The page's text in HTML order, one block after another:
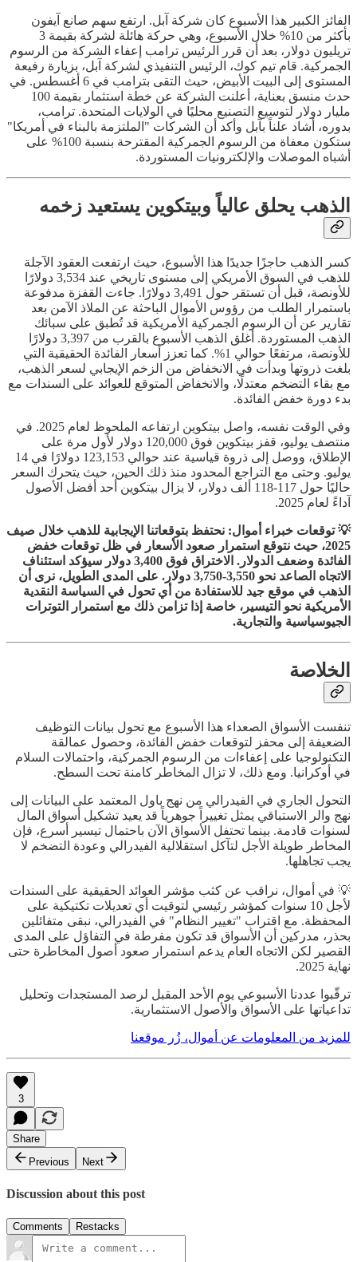
الفائز الكبير هذا الأسبوع كان شركة آبل. ارتفع سهم صانع آيفون
بأكثر من 10% خلال الأسبوع، وهي حركة هائلة لشركة بقيمة 3
تريليون دولار، بعد أن قرر الرئيس ترامب إعفاء الشركة من الرسوم
الجمركية. قام تيم كوك، الرئيس التنفيذي لشركة آبل، بزيارة رفيعة
المستوى إلى البيت الأبيض، حيث التقى بترامب في 6 أغسطس. في
حدث منسق بعناية، أعلنت الشركة عن خطة استثمار بقيمة 100
مليار دولار لتوسيع التصنيع محليًا في الولايات المتحدة. ترامب،
بدوره، أشاد علناً بآبل وأكد أن الشركات "الملتزمة بالبناء في أمريكا"
ستكون معفاة من الرسوم الجمركية المقترحة بنسبة 100% على
أشباه الموصلات والإلكترونيات المستوردة.
الذهب يحلق عالياً وبيتكوين يستعيد زخمه
كسر الذهب حاجزًا جديدًا هذا الأسبوع، حيث ارتفعت العقود الآجلة
للذهب في السوق الأمريكي إلى مستوى تاريخي عند 3,534 دولارًا
للأونصة، قبل أن تستقر حول 3,491 دولارًا. جاءت القفزة مدفوعة
باستمرار الطلب من رؤوس الأموال الباحثة عن الملاذ الآمن بعد
تقارير عن أن الرسوم الجمركية الأمريكية قد تُطبق على سبائك
الذهب المستوردة. أغلق الذهب الأسبوع بالقرب من 3,397 دولارًا
للأونصة، مرتفعًا حوالي 1%. كما تعزز أسعار الفائدة الحقيقية التي
بلغت ذروتها وبدأت في الانخفاض من الزخم الإيجابي لسعر الذهب،
مع بقاء التضخم معتدلًا، والانخفاض المتوقع للعوائد على السندات مع
بدء دورة خفض الفائدة.
وفي الوقت نفسه، واصل بيتكوين ارتفاعه الملحوظ لعام 2025. في
منتصف يوليو، قفز بيتكوين فوق 120,000 دولار لأول مرة على
الإطلاق، ووصل إلى ذروة قياسية عند حوالي 123,153 دولارًا في 14
يوليو. وحتى مع التراجع المحدود منذ ذلك الحين، حيث يتحرك السعر
حاليًا حول 117-118 ألف دولار، لا يزال بيتكوين أحد أفضل الأصول
آداءً لعام 2025.
💡 توقعات خبراء أموال: نحتفظ بتوقعاتنا الإيجابية للذهب خلال صيف
2025، حيث نتوقع استمرار صعود الأسعار في ظل توقعات خفض
الفائدة وضعف الدولار. الاختراق فوق 3,400 دولار سيؤكد استئناف
الاتجاه الصاعد نحو 3,550-3,750 دولار. على المدى الطويل، نرى أن
الذهب في موقع جيد للاستفادة من أي تحول في السياسة النقدية
الأمريكية نحو التيسير، خاصة إذا تزامن ذلك مع استمرار التوترات
الجيوسياسية والتجارية.
الخلاصة
تنفست الأسواق الصعداء هذا الأسبوع مع تحول بيانات التوظيف
الضعيفة إلى محفز لتوقعات خفض الفائدة، وحصول عمالقة
التكنولوجيا على إعفاءات من الرسوم الجمركية، واحتمالات السلام
في أوكرانيا. ومع ذلك، لا تزال المخاطر كامنة تحت السطح.
التحول الجاري في الفيدرالي من نهج باول المعتمد على البيانات إلى
نهج والر الاستباقي يمثل تغييراً جوهرياً قد يعيد تشكيل أسواق المال
لسنوات قادمة. بينما تحتفل الأسواق الآن باحتمال تيسير أسرع، فإن
المخاطر طويلة الأجل لتآكل استقلالية الفيدرالي وعودة التضخم لا
يجب تجاهلها.
💡 في أموال، نراقب عن كثب مؤشر العوائد الحقيقية على السندات
لأجل 10 سنوات كمؤشر رئيسي لتوقيت أي تعديلات تكتيكية على
المحفظة. مع اقتراب "تغيير النظام" في الفيدرالي، نبقى متفائلين
بحذر، مدركين أن الأسواق قد تكون مفرطة في التفاؤل على المدى
القصير لكن الاتجاه العام يدعم استمرار صعود أصول المخاطرة حتى
نهاية 2025.
ترقّبوا عددنا الأسبوعي يوم الأحد المقبل لرصد المستجدات وتحليل
تداعياتها على الأسواق والأصول الاستثمارية.
للمزيد من المعلومات عن أموال، زُر موقعنا
3
Share
Previous
Next
Discussion about this post
Comments Restacks